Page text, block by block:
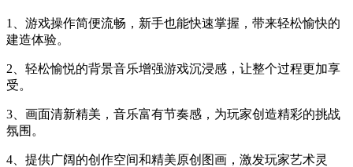
1、游戏操作简便流畅，新手也能快速掌握，带来轻松愉快的
建造体验。
2、轻松愉悦的背景音乐增强游戏沉浸感，让整个过程更加享
受。
3、画面清新精美，音乐富有节奏感，为玩家创造精彩的挑战
氛围。
4、提供广阔的创作空间和精美原创图画，激发玩家艺术灵